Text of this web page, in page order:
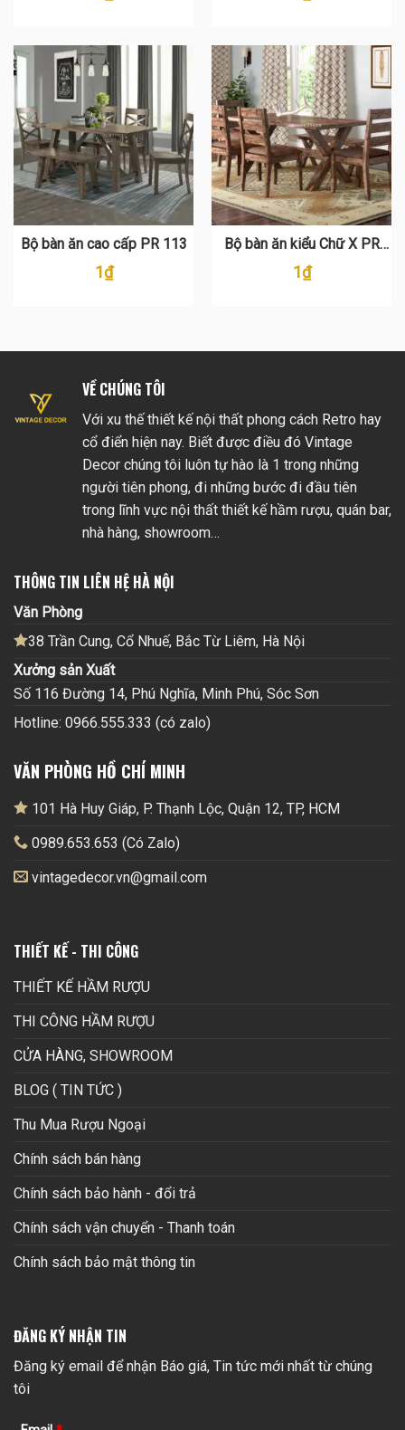
Bộ bàn ăn cao cấp PR 113
1₫
Bộ bàn ăn kiểu Chữ X PR
111
1₫
VỀ CHÚNG TÔI
Với xu thế thiết kế nội thất phong cách Retro hay
cổ điển hiện nay. Biết được điều đó Vintage
Decor chúng tôi luôn tự hào là 1 trong những
người tiên phong, đi những bước đi đầu tiên
trong lĩnh vực nội thất thiết kế hầm rượu, quán bar,
nhà hàng, showroom…
THÔNG TIN LIÊN HỆ HÀ NỘI
Văn Phòng
38 Trần Cung, Cổ Nhuế, Bắc Từ Liêm, Hà Nội
Xưởng sản Xuất
Số 116 Đường 14, Phú Nghĩa, Minh Phú, Sóc Sơn
Hotline: 0966.555.333 (có zalo)
VĂN PHÒNG HỒ CHÍ MINH
101 Hà Huy Giáp, P. Thạnh Lộc, Quận 12, TP, HCM
0989.653.653 (Có Zalo)
vintagedecor.vn@gmail.com
THIẾT KẾ - THI CÔNG
THIẾT KẾ HẦM RƯỢU
THI CÔNG HẦM RƯỢU
CỬA HÀNG, SHOWROOM
BLOG ( TIN TỨC )
Thu Mua Rượu Ngoại
Chính sách bán hàng
Chính sách bảo hành - đổi trả
Chính sách vận chuyển - Thanh toán
Chính sách bảo mật thông tin
ĐĂNG KÝ NHẬN TIN
Đăng ký email để nhận Báo giá, Tin tức mới nhất từ chúng
tôi